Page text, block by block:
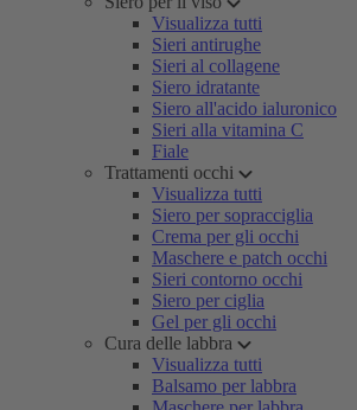
Visualizza tutti
Sieri antirughe
Sieri al collagene
Siero idratante
Siero all'acido ialuronico
Sieri alla vitamina C
Fiale
Trattamenti occhi
Visualizza tutti
Siero per sopracciglia
Crema per gli occhi
Maschere e patch occhi
Sieri contorno occhi
Siero per ciglia
Gel per gli occhi
Cura delle labbra
Visualizza tutti
Balsamo per labbra